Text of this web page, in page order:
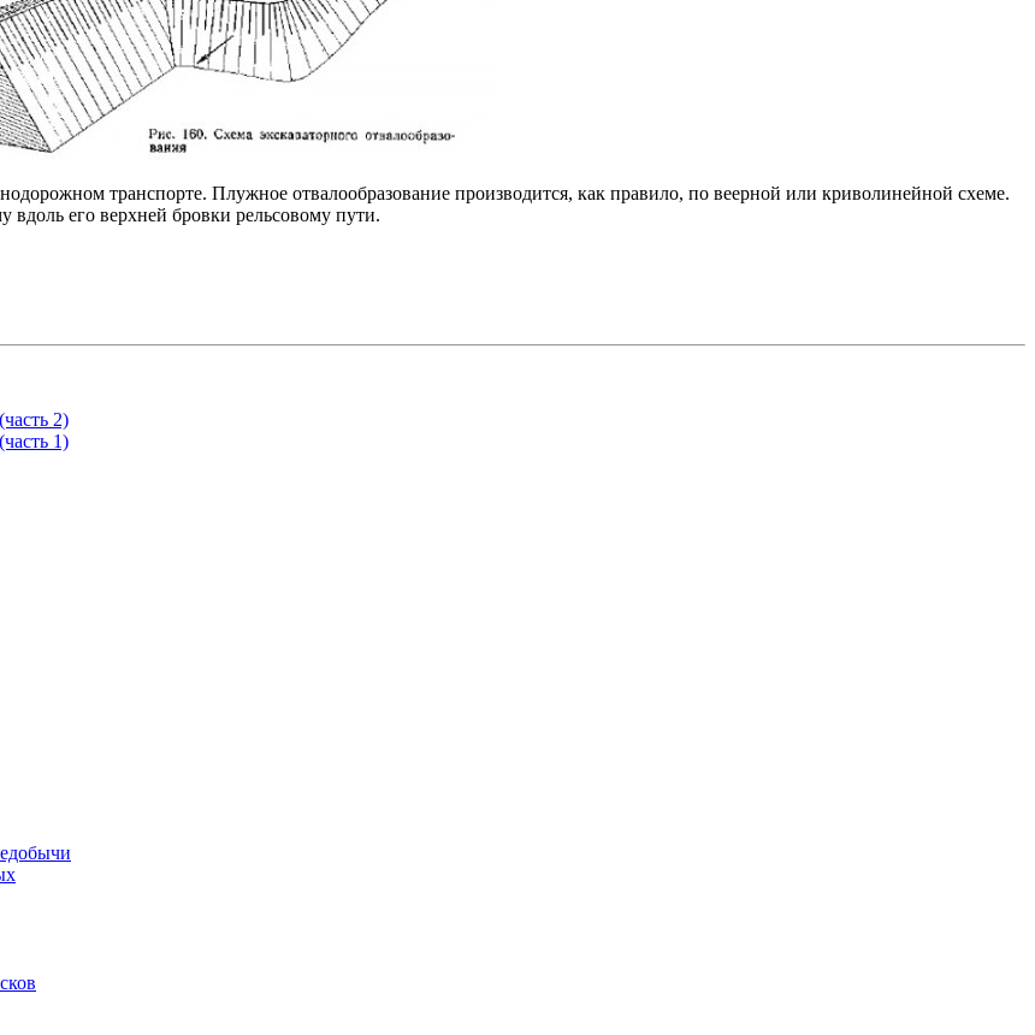
транспорте. Плужное отвалообразование производится, как правило, по веерной или криволинейной схеме.
его верхней бровки рельсовому пути.
2)
1)